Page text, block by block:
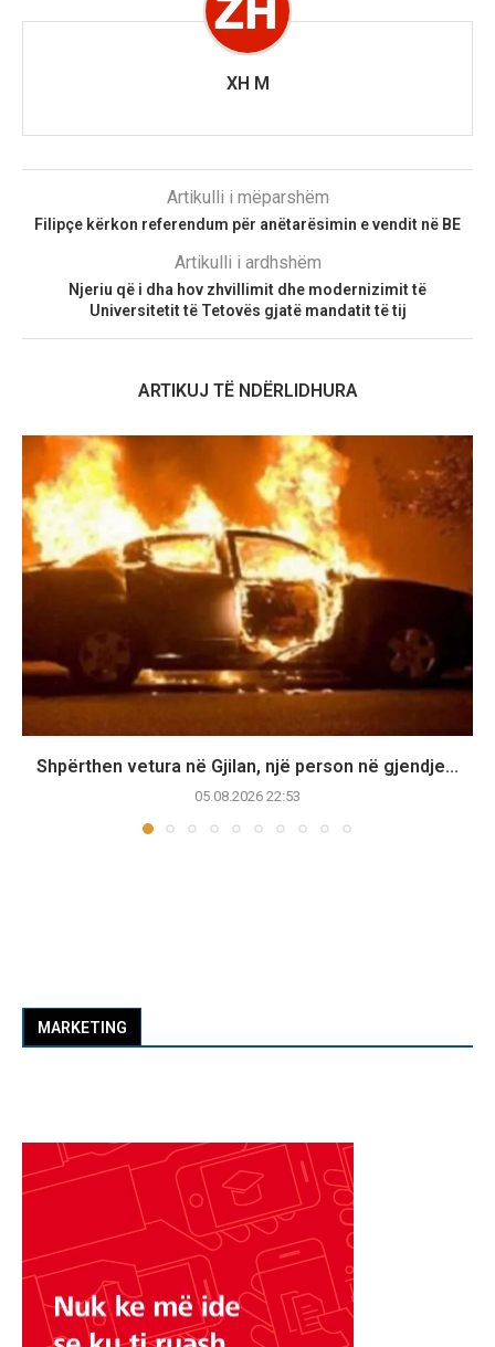
XH M
Artikulli i mëparshëm
Filipçe kërkon referendum për anëtarësimin e vendit në BE
Artikulli i ardhshëm
Njeriu që i dha hov zhvillimit dhe modernizimit të
Universitetit të Tetovës gjatë mandatit të tij
ARTIKUJ TË NDËRLIDHURA
Shpërthen vetura në Gjilan, një person në gjendje...
05.08.2026 22:53
MARKETING